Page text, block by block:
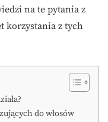
na te pytania z
korzystania z tych
do włosów